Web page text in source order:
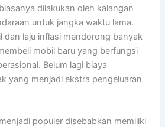
dilakukan oleh kalangan
untuk jangka waktu lama.
dan laju inflasi mendorong banyak
mobil baru yang berfungsi
Belum lagi biaya
yang menjadi ekstra pengeluaran
populer disebabkan memiliki